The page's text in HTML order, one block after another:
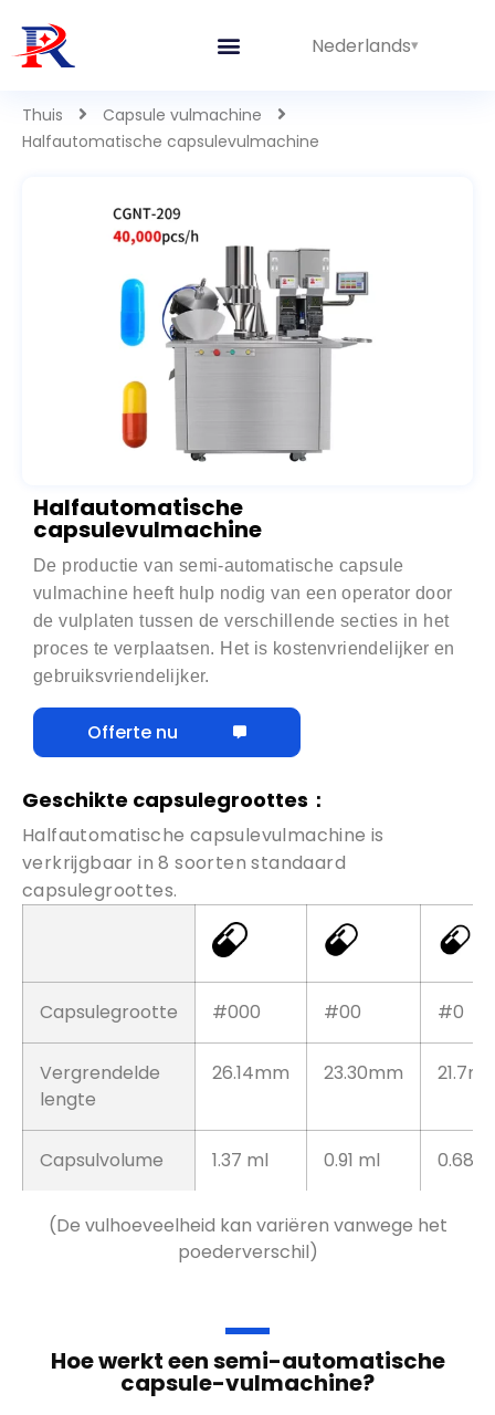
Nederlands
Thuis
Capsule vulmachine
Halfautomatische capsulevulmachine
Halfautomatische
capsulevulmachine
De productie van semi-automatische capsule
vulmachine heeft hulp nodig van een operator door
de vulplaten tussen de verschillende secties in het
proces te verplaatsen. Het is kostenvriendelijker en
gebruiksvriendelijker.
Offerte nu
Geschikte capsulegroottes：
Halfautomatische capsulevulmachine is
verkrijgbaar in 8 soorten standaard
capsulegroottes.
Capsulegrootte #000 #00 #0
Vergrendelde
lengte
26.14mm 23.30mm
Capsulvolume 1.37 ml 0.91 ml 0.68
(De vulhoeveelheid kan variëren vanwege het
poederverschil)
Hoe werkt een semi-automatische
capsule-vulmachine?